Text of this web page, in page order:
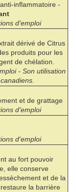
inflammatoire -
d'emploi
dérivé de Citrus
produits pour les
de chélation.
- Son utilisation
et de grattage
d'emploi
d'emploi
au fort pouvoir
elle conserve
et de la
la barrière